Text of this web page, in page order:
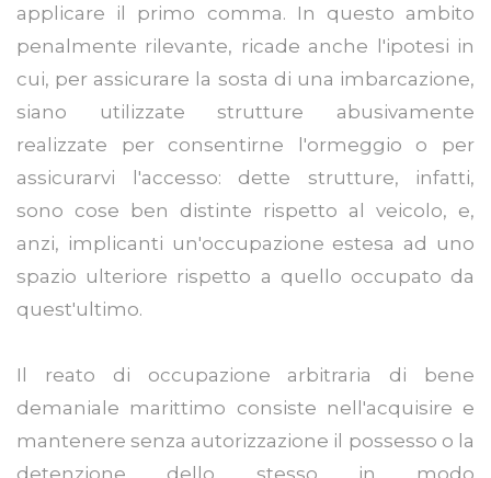
applicare il primo comma. In questo ambito
penalmente rilevante, ricade anche l'ipotesi in
cui, per assicurare la sosta di una imbarcazione,
siano utilizzate strutture abusivamente
realizzate per consentirne l'ormeggio o per
assicurarvi l'accesso: dette strutture, infatti,
sono cose ben distinte rispetto al veicolo, e,
anzi, implicanti un'occupazione estesa ad uno
spazio ulteriore rispetto a quello occupato da
quest'ultimo.
Il reato di occupazione arbitraria di bene
demaniale marittimo consiste nell'acquisire e
mantenere senza autorizzazione il possesso o la
detenzione dello stesso in modo